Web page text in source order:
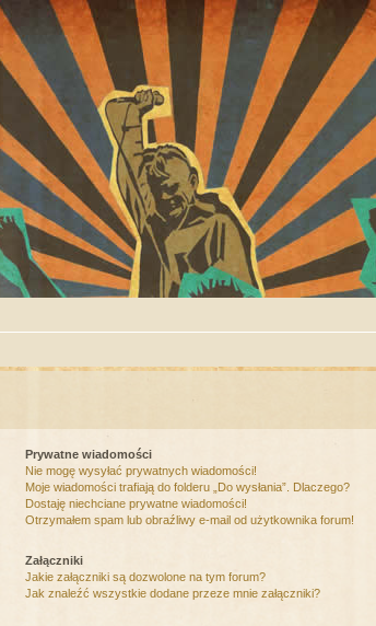
Prywatne wiadomości
Nie mogę wysyłać prywatnych wiadomości!
Moje wiadomości trafiają do folderu „Do wysłania”. Dlaczego?
Dostaję niechciane prywatne wiadomości!
Otrzymałem spam lub obraźliwy e-mail od użytkownika forum!
Załączniki
Jakie załączniki są dozwolone na tym forum?
Jak znaleźć wszystkie dodane przeze mnie załączniki?